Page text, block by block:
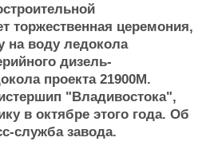
торжественная церемония,
на воду ледокола
дизель-
проекта 21900М.
"Владивостока",
в октябре этого года. Об
служба завода.